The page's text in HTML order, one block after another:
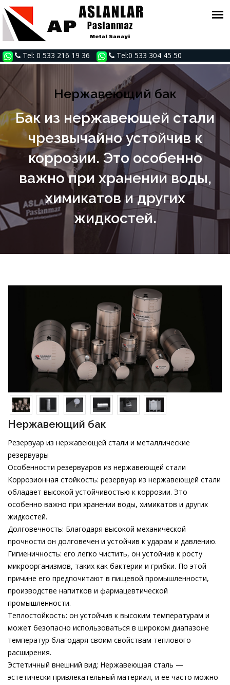
Tel: 0 533 216 19 36 Tel:0 533 304 45 50
Нержавеющий бак
Бак из нержавеющей стали
чрезвычайно устойчив к
коррозии. Это особенно
важно при хранении воды,
химикатов и других
жидкостей.
Нержавеющий бак
Резервуар из нержавеющей стали и металлические
резервуары
Особенности резервуаров из нержавеющей стали
Коррозионная стойкость: резервуар из нержавеющей стали
обладает высокой устойчивостью к коррозии. Это
особенно важно при хранении воды, химикатов и других
жидкостей.
Долговечность: Благодаря высокой механической
прочности он долговечен и устойчив к ударам и давлению.
Гигиеничность: его легко чистить, он устойчив к росту
микроорганизмов, таких как бактерии и грибки. По этой
причине его предпочитают в пищевой промышленности,
производстве напитков и фармацевтической
промышленности.
Теплостойкость: он устойчив к высоким температурам и
может безопасно использоваться в широком диапазоне
температур благодаря своим свойствам теплового
расширения.
Эстетичный внешний вид: Нержавеющая сталь —
эстетически привлекательный материал, и ее часто можно